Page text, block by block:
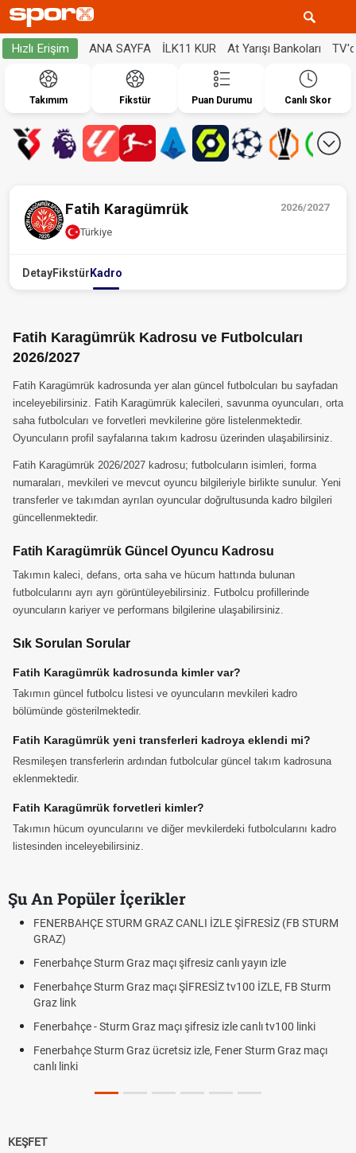
Hızlı Erişim ANA SAYFA İLK11 KUR At Yarışı Bankoları
Takımım Fikstür Puan Durumu Canlı Skor
2026/2027
Fatih Karagümrük
Türkiye
DetayFikstür Kadro
Fatih Karagümrük Kadrosu ve Futbolcuları
2026/2027
Fatih Karagümrük kadrosunda yer alan güncel futbolcuları bu sayfadan
inceleyebilirsiniz. Fatih Karagümrük kalecileri, savunma oyuncuları, orta
saha futbolcuları ve forvetleri mevkilerine göre listelenmektedir.
Oyuncuların profil sayfalarına takım kadrosu üzerinden ulaşabilirsiniz.
Fatih Karagümrük 2026/2027 kadrosu; futbolcuların isimleri, forma
numaraları, mevkileri ve mevcut oyuncu bilgileriyle birlikte sunulur. Yeni
transferler ve takımdan ayrılan oyuncular doğrultusunda kadro bilgileri
güncellenmektedir.
Fatih Karagümrük Güncel Oyuncu Kadrosu
Takımın kaleci, defans, orta saha ve hücum hattında bulunan
futbolcularını ayrı ayrı görüntüleyebilirsiniz. Futbolcu profillerinde
oyuncuların kariyer ve performans bilgilerine ulaşabilirsiniz.
Sık Sorulan Sorular
Fatih Karagümrük kadrosunda kimler var?
Takımın güncel futbolcu listesi ve oyuncuların mevkileri kadro
bölümünde gösterilmektedir.
Fatih Karagümrük yeni transferleri kadroya eklendi mi?
Resmileşen transferlerin ardından futbolcular güncel takım kadrosuna
eklenmektedir.
Fatih Karagümrük forvetleri kimler?
Takımın hücum oyuncularını ve diğer mevkilerdeki futbolcularını kadro
listesinden inceleyebilirsiniz.
Şu An Popüler İçerikler
FENERBAHÇE STURM GRAZ CANLI İZLE ŞİFRESİZ (FB STURM
GRAZ)
Fenerbahçe Sturm Graz maçı şifresiz canlı yayın izle
Fenerbahçe Sturm Graz maçı ŞİFRESİZ tv100 İZLE, FB Sturm
Graz link
Fenerbahçe - Sturm Graz maçı şifresiz izle canlı tv100 linki
Fenerbahçe Sturm Graz ücretsiz izle, Fener Sturm Graz maçı
canlı linki
KEŞFET